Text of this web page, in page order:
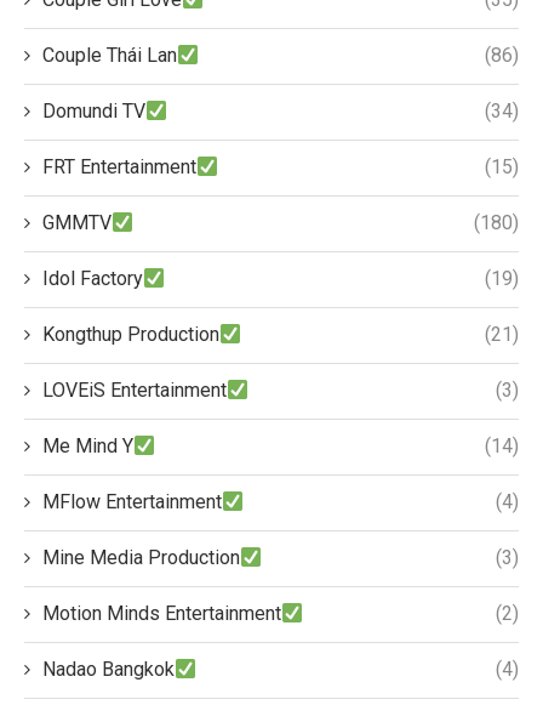
Couple Thái Lan (86)
Domundi TV (34)
FRT Entertainment (15)
GMMTV (180)
Idol Factory (19)
Kongthup Production (21)
LOVEiS Entertainment (3)
Me Mind Y (14)
MFlow Entertainment (4)
Mine Media Production (3)
Motion Minds Entertainment (2)
Nadao Bangkok (4)